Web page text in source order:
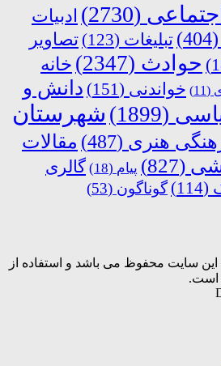
اجتماعی (2730)
ادبیات
(404) تبلیغات (123)
تصاویر
حوادث (2347)
خانه
(11) خواندنی (151)
دانش و
(1899)
شهرستان
هنری (487)
مقالات
(827) پیام (18)
گالری
(114) گوناگون (53)
سایت محفوظ می باشد و استفاده از
است.